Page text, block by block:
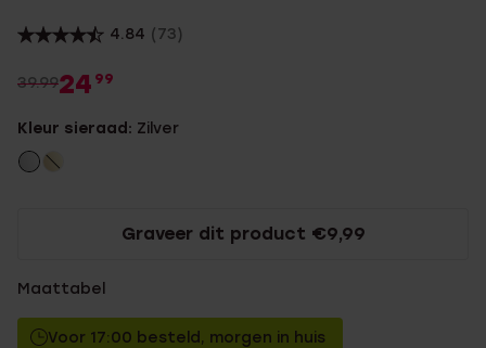
4.84 (73)
39.9924 99
Kleur sieraad: Zilver
Graveer dit product €9,99
Maattabel
Voor 17:00 besteld, morgen in huis